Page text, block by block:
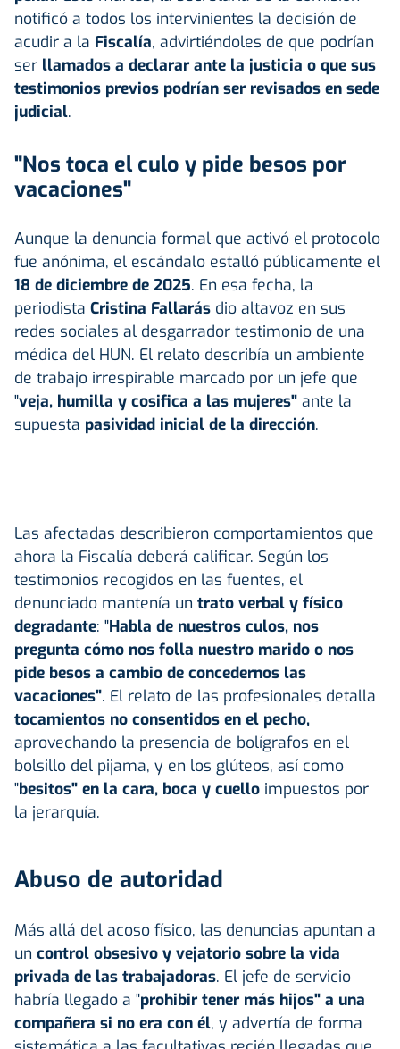
notificó a todos los intervinientes la decisión de
acudir a la Fiscalía, advirtiéndoles de que podrían
ser llamados a declarar ante la justicia o que sus
testimonios previos podrían ser revisados en sede
judicial.
"Nos toca el culo y pide besos por
vacaciones"
Aunque la denuncia formal que activó el protocolo
fue anónima, el escándalo estalló públicamente el
18 de diciembre de 2025. En esa fecha, la
periodista Cristina Fallarás dio altavoz en sus
redes sociales al desgarrador testimonio de una
médica del HUN. El relato describía un ambiente
de trabajo irrespirable marcado por un jefe que
"veja, humilla y cosifica a las mujeres" ante la
supuesta pasividad inicial de la dirección.
Las afectadas describieron comportamientos que
ahora la Fiscalía deberá calificar. Según los
testimonios recogidos en las fuentes, el
denunciado mantenía un trato verbal y físico
degradante: "Habla de nuestros culos, nos
pregunta cómo nos folla nuestro marido o nos
pide besos a cambio de concedernos las
vacaciones". El relato de las profesionales detalla
tocamientos no consentidos en el pecho,
aprovechando la presencia de bolígrafos en el
bolsillo del pijama, y en los glúteos, así como
"besitos" en la cara, boca y cuello impuestos por
la jerarquía.
Abuso de autoridad
Más allá del acoso físico, las denuncias apuntan a
un control obsesivo y vejatorio sobre la vida
privada de las trabajadoras. El jefe de servicio
habría llegado a "prohibir tener más hijos" a una
compañera si no era con él, y advertía de forma